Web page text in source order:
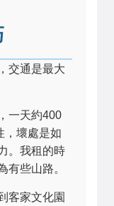
交通是最大
一天約400
，壞處是如
。我租的時
有些山路。
客家文化園